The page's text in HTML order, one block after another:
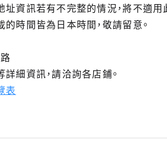
資訊若有不完整的情況，將不適用
時間皆為日本時間，敬請留意。
細資訊，請洽詢各店鋪。
表